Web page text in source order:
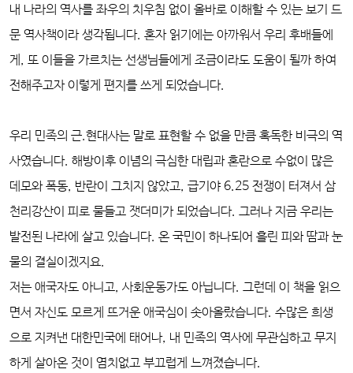
내 나라의 역사를 좌우의 치우침 없이 올바로 이해할 수 있는 보기 드
문 역사책이라 생각됩니다. 혼자 읽기에는 아까워서 우리 후배들에
게, 또 이들을 가르치는 선생님들에게 조금이라도 도움이 될까 하여
전해주고자 이렇게 편지를 쓰게 되었습니다.
우리 민족의 근.현대사는 말로 표현할 수 없을 만큼 혹독한 비극의 역
사였습니다. 해방이후 이념의 극심한 대립과 혼란으로 수없이 많은
데모와 폭동, 반란이 그치지 않았고, 급기야 6.25 전쟁이 터져서 삼
천리강산이 피로 물들고 잿더미가 되었습니다. 그러나 지금 우리는
발전된 나라에 살고 있습니다. 온 국민이 하나되어 흘린 피와 땀과 눈
물의 결실이겠지요.
저는 애국자도 아니고, 사회운동가도 아닙니다. 그런데 이 책을 읽으
면서 자신도 모르게 뜨거운 애국심이 솟아올랐습니다. 수많은 희생
으로 지켜낸 대한민국에 태어나, 내 민족의 역사에 무관심하고 무지
하게 살아온 것이 염치없고 부끄럽게 느껴졌습니다.